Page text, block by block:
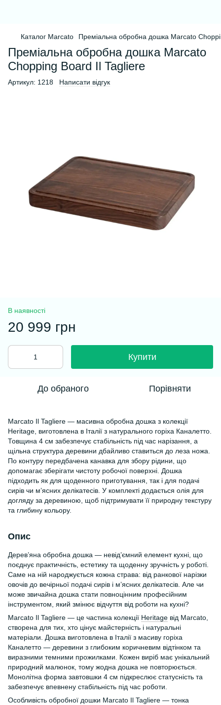
Каталог Marcato Преміальна обробна дошка Marcato
Преміальна обробна дошка Marcato
Chopping Board Il Tagliere
Артикул: 1218 Написати відгук
В наявності
20 999 грн
Купити
До обраного Порівняти
Marcato Il Tagliere — масивна обробна дошка з колекції
Heritage, виготовлена в Італії з натурального горіха Каналетто.
Товщина 4 см забезпечує стабільність під час нарізання, а
щільна структура деревини дбайливо ставиться до леза ножа.
По контуру передбачена канавка для збору рідини, що
допомагає зберігати чистоту робочої поверхні. Дошка
підходить як для щоденного приготування, так і для подачі
сирів чи м’ясних делікатесів. У комплекті додається олія для
догляду за деревиною, щоб підтримувати її природну текстуру
та глибину кольору.
Опис
Дерев’яна обробна дошка — невід’ємний елемент кухні, що
поєднує практичність, естетику та щоденну зручність у роботі.
Саме на ній народжується кожна страва: від ранкової нарізки
овочів до вечірньої подачі сирів і м’ясних делікатесів. Але чи
може звичайна дошка стати повноцінним професійним
інструментом, який змінює відчуття від роботи на кухні?
Marcato Il Tagliere — це частина колекції Heritage від Marcato,
створена для тих, хто цінує майстерність і натуральні
матеріали. Дошка виготовлена в Італії з масиву горіха
Каналетто — деревини з глибоким коричневим відтінком та
виразними темними прожилками. Кожен виріб має унікальний
природний малюнок, тому жодна дошка не повторюється.
Монолітна форма завтовшки 4 см підкреслює статусність та
забезпечує впевнену стабільність під час роботи.
Особливість обробної дошки Marcato Il Tagliere — тонка